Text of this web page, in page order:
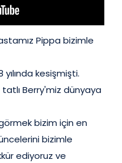
Pippa bizimle
yılında kesişmişti.
tatlı Berry'miz dünyaya
bizim için en
bizimle
ediyoruz ve